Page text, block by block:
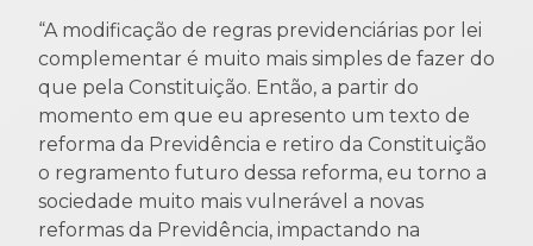
“A modificação de regras previdenciárias por lei
complementar é muito mais simples de fazer do
que pela Constituição. Então, a partir do
momento em que eu apresento um texto de
reforma da Previdência e retiro da Constituição
o regramento futuro dessa reforma, eu torno a
sociedade muito mais vulnerável a novas
reformas da Previdência, impactando na